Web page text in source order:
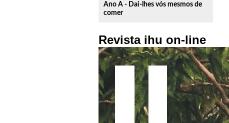
Ano A - Dai-lhes vós mesmos de
comer
Revista ihu on-line